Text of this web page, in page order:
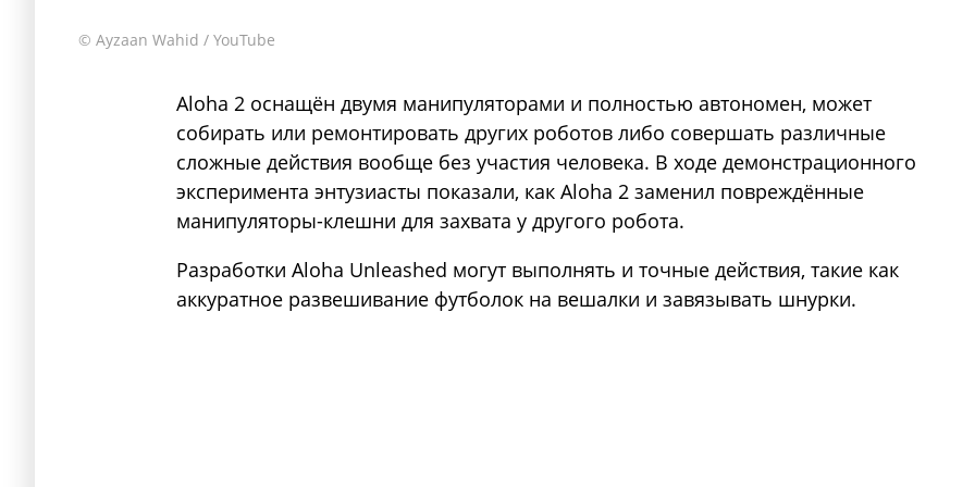
© Ayzaan Wahid / YouTube
Aloha 2 оснащён двумя манипуляторами и полностью автономен, может
собирать или ремонтировать других роботов либо совершать различные
сложные действия вообще без участия человека. В ходе демонстрационного
эксперимента энтузиасты показали, как Aloha 2 заменил повреждённые
манипуляторы-клешни для захвата у другого робота.
Разработки Aloha Unleashed могут выполнять и точные действия, такие как
аккуратное развешивание футболок на вешалки и завязывать шнурки.